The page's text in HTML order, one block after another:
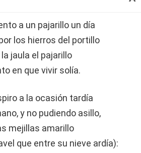
a un pajarillo un día
los hierros del portillo
jaula el pajarillo
en que vivir solía.
a la ocasión tardía
y no pudiendo asillo,
mejillas amarillo
que entre su nieve ardía):